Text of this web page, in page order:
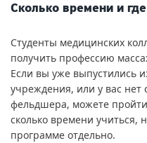
Сколько времени и
Студенты медицинских
получить профессию
Если вы уже выпустились
учреждения, или у вас нет
фельдшера, можете
сколько времени учиться,
программе отдельно.